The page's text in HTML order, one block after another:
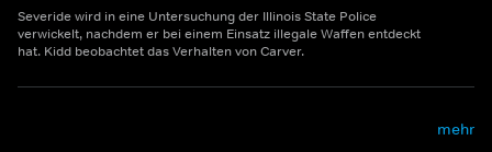
Severide wird in eine Untersuchung der Illinois State Police
verwickelt, nachdem er bei einem Einsatz illegale Waffen entdeckt
hat. Kidd beobachtet das Verhalten von Carver.
mehr